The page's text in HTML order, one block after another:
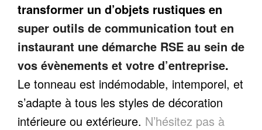
transformer un d’objets rustiques en
super outils de communication tout en
instaurant une démarche RSE au sein de
vos évènements et votre d’entreprise.
Le tonneau est indémodable, intemporel, et
s’adapte à tous les styles de décoration
intérieure ou extérieure. N’hésitez pas à